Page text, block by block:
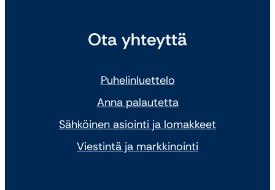
Ota yhteyttä
Puhelinluettelo
Anna palautetta
Sähköinen asiointi ja lomakkeet
Viestintä ja markkinointi